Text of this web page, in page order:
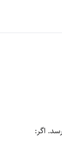
اگر: